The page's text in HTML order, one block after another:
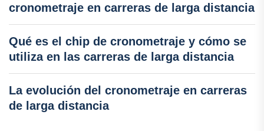
cronometraje en carreras de larga distancia
Qué es el chip de cronometraje y cómo se
utiliza en las carreras de larga distancia
La evolución del cronometraje en carreras
de larga distancia